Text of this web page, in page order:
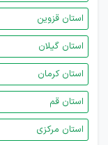
استان قزوین
استان گیلان
استان کرمان
استان قم
استان مرکزی